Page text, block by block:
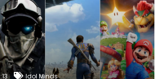
Idol Minds